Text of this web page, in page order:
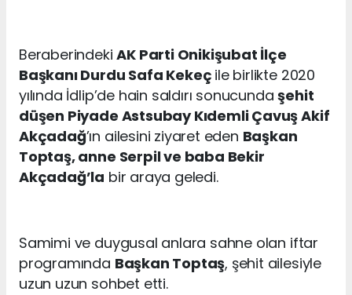
BeraberindekiAK Parti Onikişubat İlçe
Başkanı Durdu Safa Kekeç ile birlikte 2020
yılında İdlip’de hain saldırı sonucundaşehit
düşen Piyade Astsubay Kıdemli Çavuş Akif
Akçadağ’ın ailesini ziyaret eden Başkan
Toptaş, anne Serpil ve baba Bekir
Akçadağ’la bir araya geledi.
Samimi ve duygusal anlara sahne olan iftar
programında Başkan Toptaş, şehit ailesiyle
uzun uzun sohbet etti.